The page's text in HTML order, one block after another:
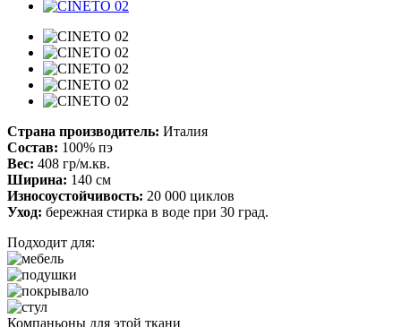
Страна производитель: Италия
Состав: 100% пэ
Вес: 408 гр/м.кв.
Ширина: 140 см
Износоустойчивость: 20 000 циклов
Уход: бережная стирка в воде при 30 град.
Подходит для:
Компаньоны для этой ткани